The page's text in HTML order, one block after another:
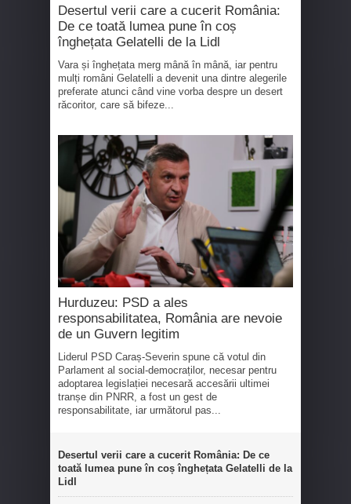
Desertul verii care a cucerit România:
De ce toată lumea pune în coș
înghețata Gelatelli de la Lidl
Vara și înghețata merg mână în mână, iar pentru
mulți români Gelatelli a devenit una dintre alegerile
preferate atunci când vine vorba despre un desert
răcoritor, care să bifeze...
Hurduzeu: PSD a ales
responsabilitatea, România are nevoie
de un Guvern legitim
Liderul PSD Caraș-Severin spune că votul din
Parlament al social-democraților, necesar pentru
adoptarea legislației necesară accesării ultimei
tranșe din PNRR, a fost un gest de
responsabilitate, iar următorul pas...
Desertul verii care a cucerit România: De ce
toată lumea pune în coș înghețata Gelatelli de la
Lidl